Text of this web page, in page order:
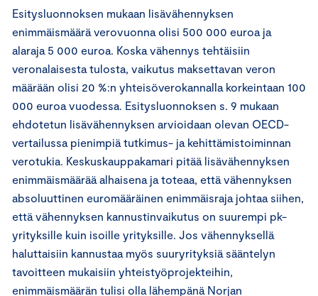
Esitysluonnoksen mukaan lisävähennyksen
enimmäismäärä verovuonna olisi 500 000 euroa ja
alaraja 5 000 euroa. Koska vähennys tehtäisiin
veronalaisesta tulosta, vaikutus maksettavan veron
määrään olisi 20 %:n yhteisöverokannalla korkeintaan 100
000 euroa vuodessa. Esitysluonnoksen s. 9 mukaan
ehdotetun lisävähennyksen arvioidaan olevan OECD-
vertailussa pienimpiä tutkimus- ja kehittämistoiminnan
verotukia. Keskuskauppakamari pitää lisävähennyksen
enimmäismäärää alhaisena ja toteaa, että vähennyksen
absoluuttinen euromääräinen enimmäisraja johtaa siihen,
että vähennyksen kannustinvaikutus on suurempi pk-
yrityksille kuin isoille yrityksille. Jos vähennyksellä
haluttaisiin kannustaa myös suuryrityksiä sääntelyn
tavoitteen mukaisiin yhteistyöprojekteihin,
enimmäismäärän tulisi olla lähempänä Norjan